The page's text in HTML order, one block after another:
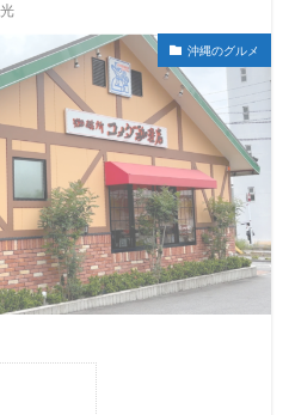
沖縄のグルメ